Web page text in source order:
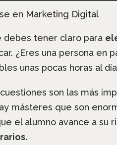
debes tener claro para
¿Eres una persona en
unas pocas horas al
son las más
másteres que son
el alumno avance a su